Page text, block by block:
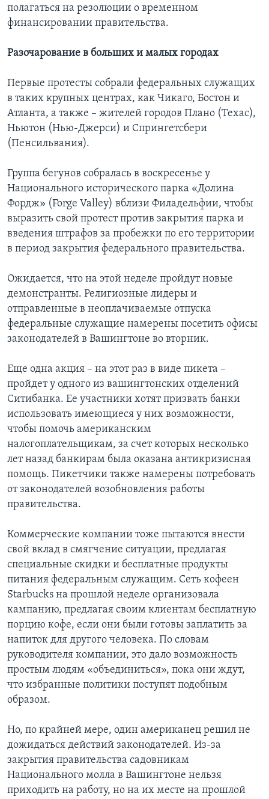
полагаться на резолюции о временном
финансировании правительства.
Разочарование в больших и малых городах
Первые протесты собрали федеральных служащих
в таких крупных центрах, как Чикаго, Бостон и
Атланта, а также – жителей городов Плано (Техас),
Ньютон (Нью-Джерси) и Спрингетсбери
(Пенсильвания).
Группа бегунов собралась в воскресенье у
Национального исторического парка «Долина
Фордж» (Forge Valley) вблизи Филадельфии, чтобы
выразить свой протест против закрытия парка и
введения штрафов за пробежки по его территории
в период закрытия федерального правительства.
Ожидается, что на этой неделе пройдут новые
демонстранты. Религиозные лидеры и
отправленные в неоплачиваемые отпуска
федеральные служащие намерены посетить офисы
законодателей в Вашингтоне во вторник.
Еще одна акция – на этот раз в виде пикета –
пройдет у одного из вашингтонских отделений
Ситибанка. Ее участники хотят призвать банки
использовать имеющиеся у них возможности,
чтобы помочь американским
налогоплательщикам, за счет которых несколько
лет назад банкирам была оказана антикризисная
помощь. Пикетчики также намерены потребовать
от законодателей возобновления работы
правительства.
Коммерческие компании тоже пытаются внести
свой вклад в смягчение ситуации, предлагая
специальные скидки и бесплатные продукты
питания федеральным служащим. Сеть кофеен
Starbucks на прошлой неделе организовала
кампанию, предлагая своим клиентам бесплатную
порцию кофе, если они были готовы заплатить за
напиток для другого человека. По словам
руководителя компании, это дало возможность
простым людям «объединиться», пока они ждут,
что избранные политики поступят подобным
образом.
Но, по крайней мере, один американец решил не
дожидаться действий законодателей. Из-за
закрытия правительства садовникам
Национального молла в Вашингтоне нельзя
приходить на работу, но на их месте на прошлой